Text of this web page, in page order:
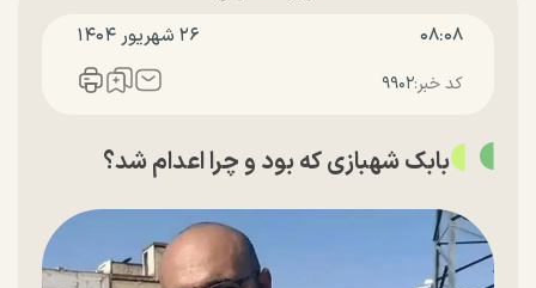
۰۸:۰۸ ۲۶ شهريور ۱۴۰۴
کد خبر:۹۹۰۲
بابک شهبازی که بود و چرا اعدام شد؟